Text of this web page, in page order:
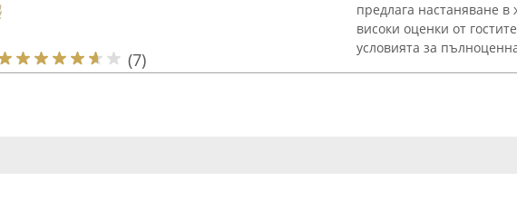
(7)
предлага настаняване
високи оценки от
условията за